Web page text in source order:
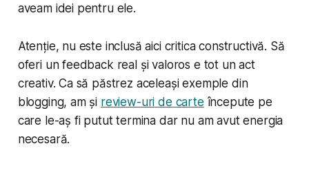
aveam idei pentru ele.
Atenție, nu este inclusă aici critica constructivă. Să
oferi un feedback real și valoros e tot un act
creativ. Ca să păstrez aceleași exemple din
blogging, am și review-uri de carte începute pe
care le-aș fi putut termina dar nu am avut energia
necesară.